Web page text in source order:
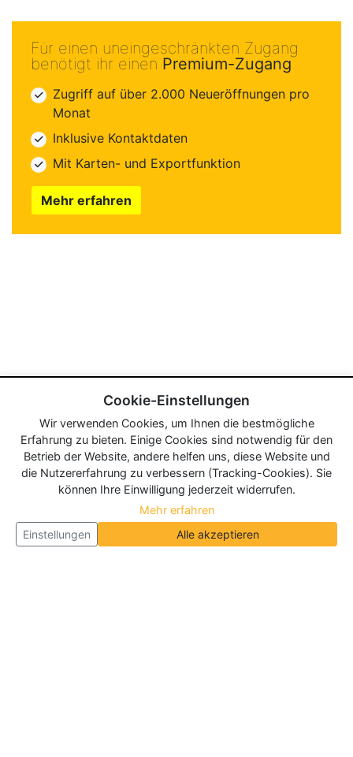
Für einen uneingeschränkten Zugang
benötigt ihr einen Premium-Zugang
Zugriff auf über 2.000 Neueröffnungen pro
Monat
Inklusive Kontaktdaten
Mit Karten- und Exportfunktion
Mehr erfahren
Cookie-Einstellungen
Wir verwenden Cookies, um Ihnen die bestmögliche
Erfahrung zu bieten. Einige Cookies sind notwendig für den
Betrieb der Website, andere helfen uns, diese Website und
die Nutzererfahrung zu verbessern (Tracking-Cookies). Sie
können Ihre Einwilligung jederzeit widerrufen.
Mehr erfahren
Einstellungen
Alle akzeptieren